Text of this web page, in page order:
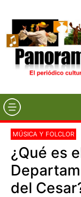
MÚSICA Y FOLCLOR
¿Qué es
del